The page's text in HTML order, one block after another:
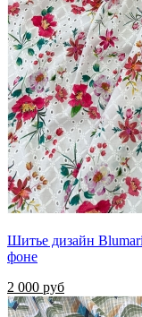
Шитье дизайн
фоне
2 000 руб